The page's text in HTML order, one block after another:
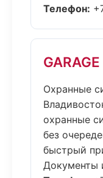
Телефон:
Охранные
охранные
без
быстрый
Документы